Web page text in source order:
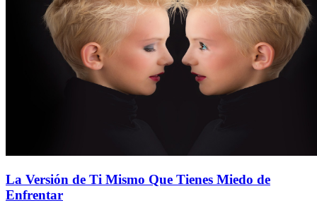
La Versión de Ti Mismo Que Tienes Miedo de
Enfrentar